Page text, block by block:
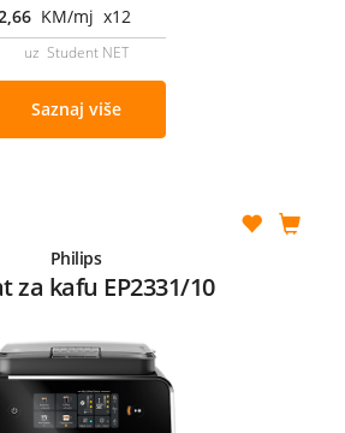
KM/mj x12
uz Student NET
Saznaj više
Philips
za kafu EP2331/10